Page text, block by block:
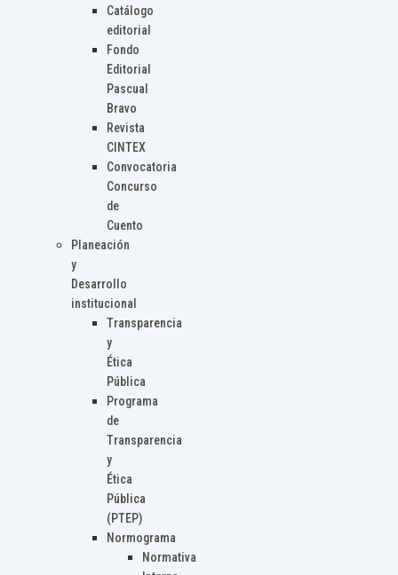
Catálogo
editorial
Fondo
Editorial
Pascual
Bravo
Revista
CINTEX
Convocatoria
Concurso
de
Cuento
Planeación
y
Desarrollo
institucional
Transparencia
y
Ética
Pública
Programa
de
Transparencia
y
Ética
Pública
(PTEP)
Normograma
Normativa